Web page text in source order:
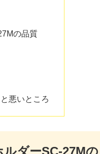
の品質
悪いところ